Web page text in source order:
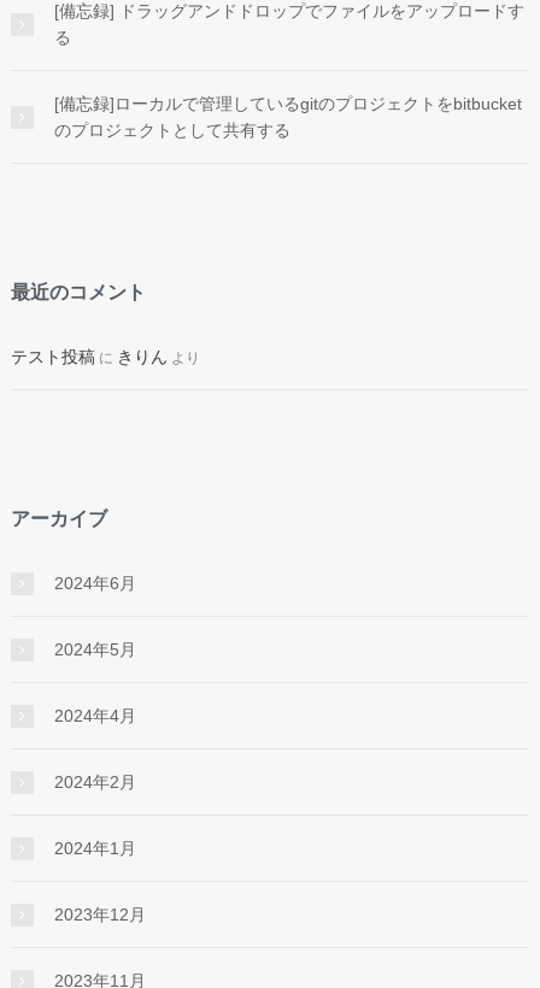
[備忘録] ドラッグアンドドロップでファイルをアップロードす
る
[備忘録]ローカルで管理しているgitのプロジェクトをbitbucket
のプロジェクトとして共有する
最近のコメント
テスト投稿 に きりん より
アーカイブ
2024年6月
2024年5月
2024年4月
2024年2月
2024年1月
2023年12月
2023年11月